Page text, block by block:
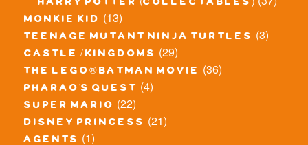
harry potter (collectables)
monkie kid (13)
teenage mutant ninja turtles (3)
castle / kingdoms (29)
the lego® batman movie (36)
pharao's quest (4)
super mario (22)
disney princess (21)
agents (1)